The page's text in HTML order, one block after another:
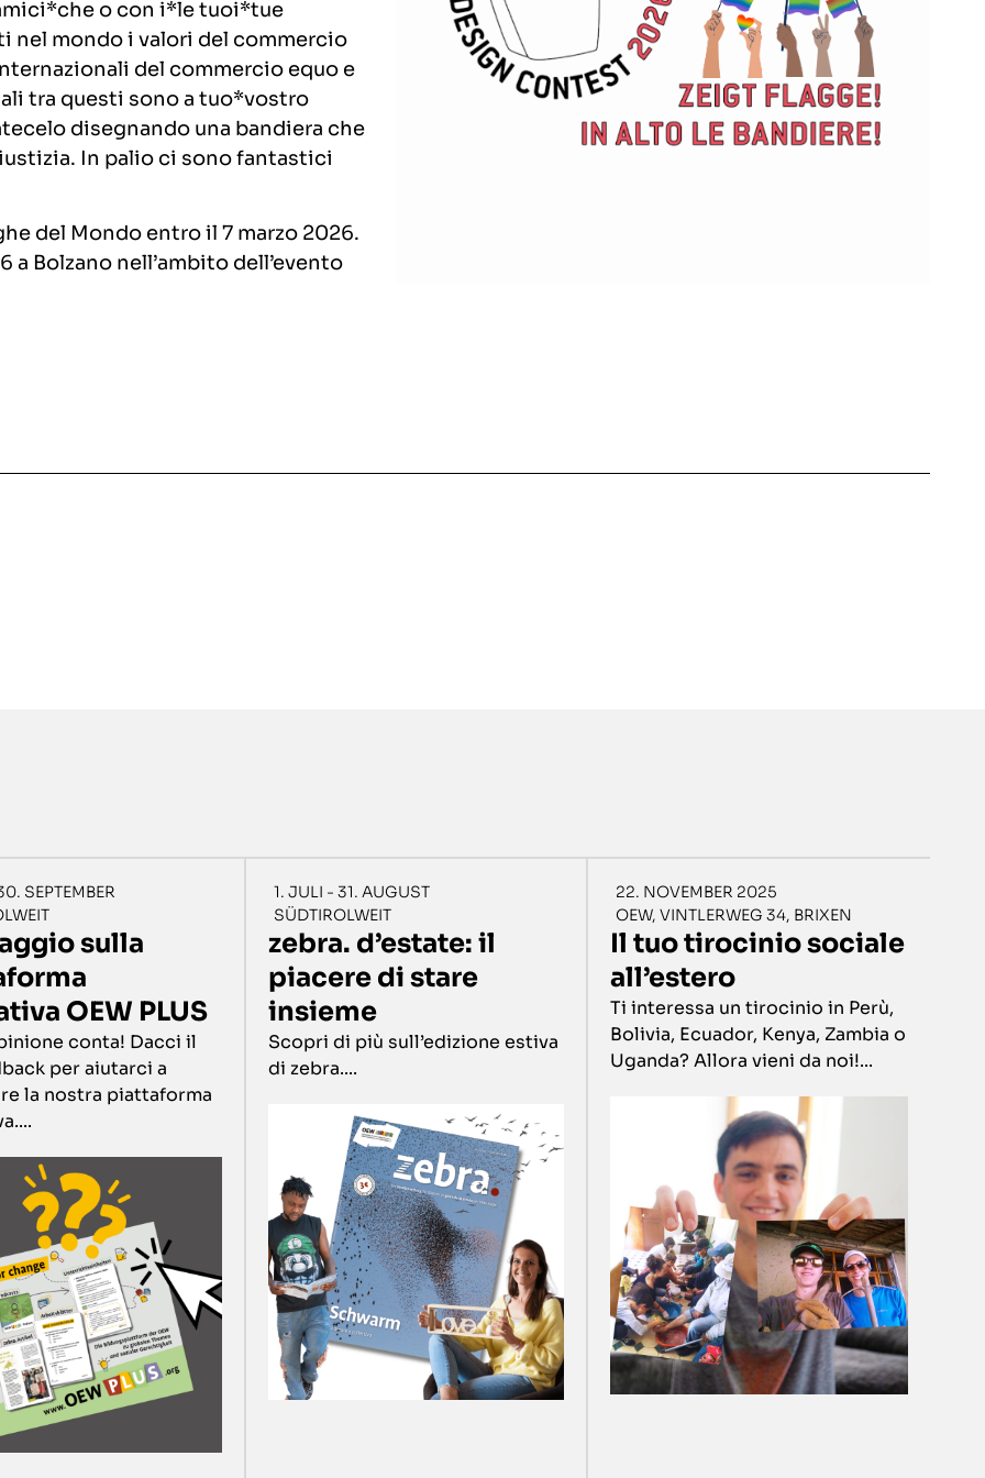
o con i*le tuoi*tue
nel mondo i valori del commercio
del commercio equo e
tra questi sono a tuo*vostro
disegnando una bandiera che
In palio ci sono fantastici
del Mondo entro il 7 marzo 2026.
Bolzano nell’ambito dell’evento
SEPTEMBER
sulla
OEW PLUS
conta! Dacci il
per aiutarci a
la nostra piattaforma
1. JULI - 31. AUGUST
SÜDTIROLWEIT
zebra. d’estate: il
piacere di stare
insieme
Scopri di più sull’edizione estiva
di zebra....
22. NOVEMBER 2025
OEW, VINTLERWEG 34, BRIXEN
Il tuo tirocinio sociale
all’estero
Ti interessa un tirocinio in Perù,
Bolivia, Ecuador, Kenya, Zambia o
Uganda? Allora vieni da noi!...